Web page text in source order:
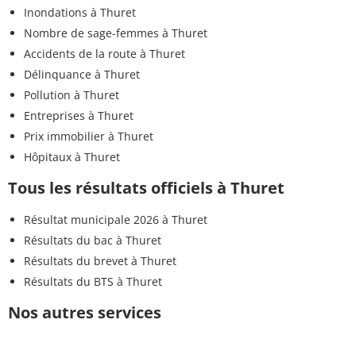
Inondations à Thuret
Nombre de sage-femmes à Thuret
Accidents de la route à Thuret
Délinquance à Thuret
Pollution à Thuret
Entreprises à Thuret
Prix immobilier à Thuret
Hôpitaux à Thuret
Tous les résultats officiels à Thuret
Résultat municipale 2026 à Thuret
Résultats du bac à Thuret
Résultats du brevet à Thuret
Résultats du BTS à Thuret
Nos autres services